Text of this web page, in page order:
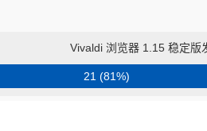
Vivaldi 浏览器 1.15 稳定版
21 (81%)